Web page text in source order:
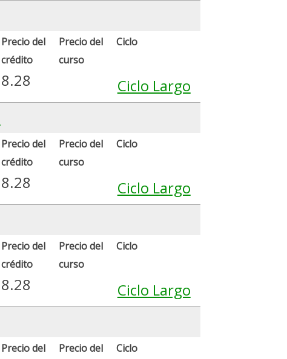
Precio del
crédito
Precio del
curso
Ciclo
8.28
Ciclo Largo
Precio del
crédito
Precio del
curso
Ciclo
8.28
Ciclo Largo
Precio del
crédito
Precio del
curso
Ciclo
8.28
Ciclo Largo
Precio del
Precio del
Ciclo